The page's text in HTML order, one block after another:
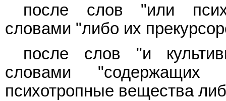
после слов "или
словами "либо их
после слов "и
словами "содержащих
психотропные вещества